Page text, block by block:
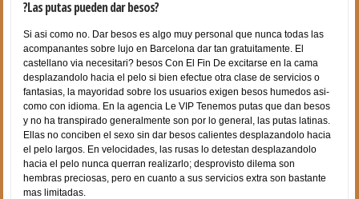
?Las putas pueden dar besos?
Si asi­ como no. Dar besos es algo muy personal que nunca todas las
acompanantes sobre lujo en Barcelona dar tan gratuitamente. El
castellano vi­a necesitari? besos Con El Fin De excitarse en la cama
desplazandolo hacia el pelo si bien efectue otra clase de servicios o
fantasias, la mayoridad sobre los usuarios exigen besos humedos asi­
como con idioma. En la agencia Le VIP Tenemos putas que dan besos
y no ha transpirado generalmente son por lo general, las putas latinas.
Ellas no conciben el sexo sin dar besos calientes desplazandolo hacia
el pelo largos. En velocidades, las rusas lo detestan desplazandolo
hacia el pelo nunca querran realizarlo; desprovisto dilema son
hembras preciosas, pero en cuanto a sus servicios extra son bastante
mas limitadas.